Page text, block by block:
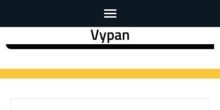
to
(Press
Vypan